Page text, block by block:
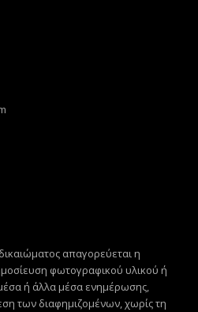
απαγορεύεται η
φωτογραφικού υλικού ή
ή άλλα μέσα ενημέρωσης,
των διαφημιζομένων, χωρίς τη